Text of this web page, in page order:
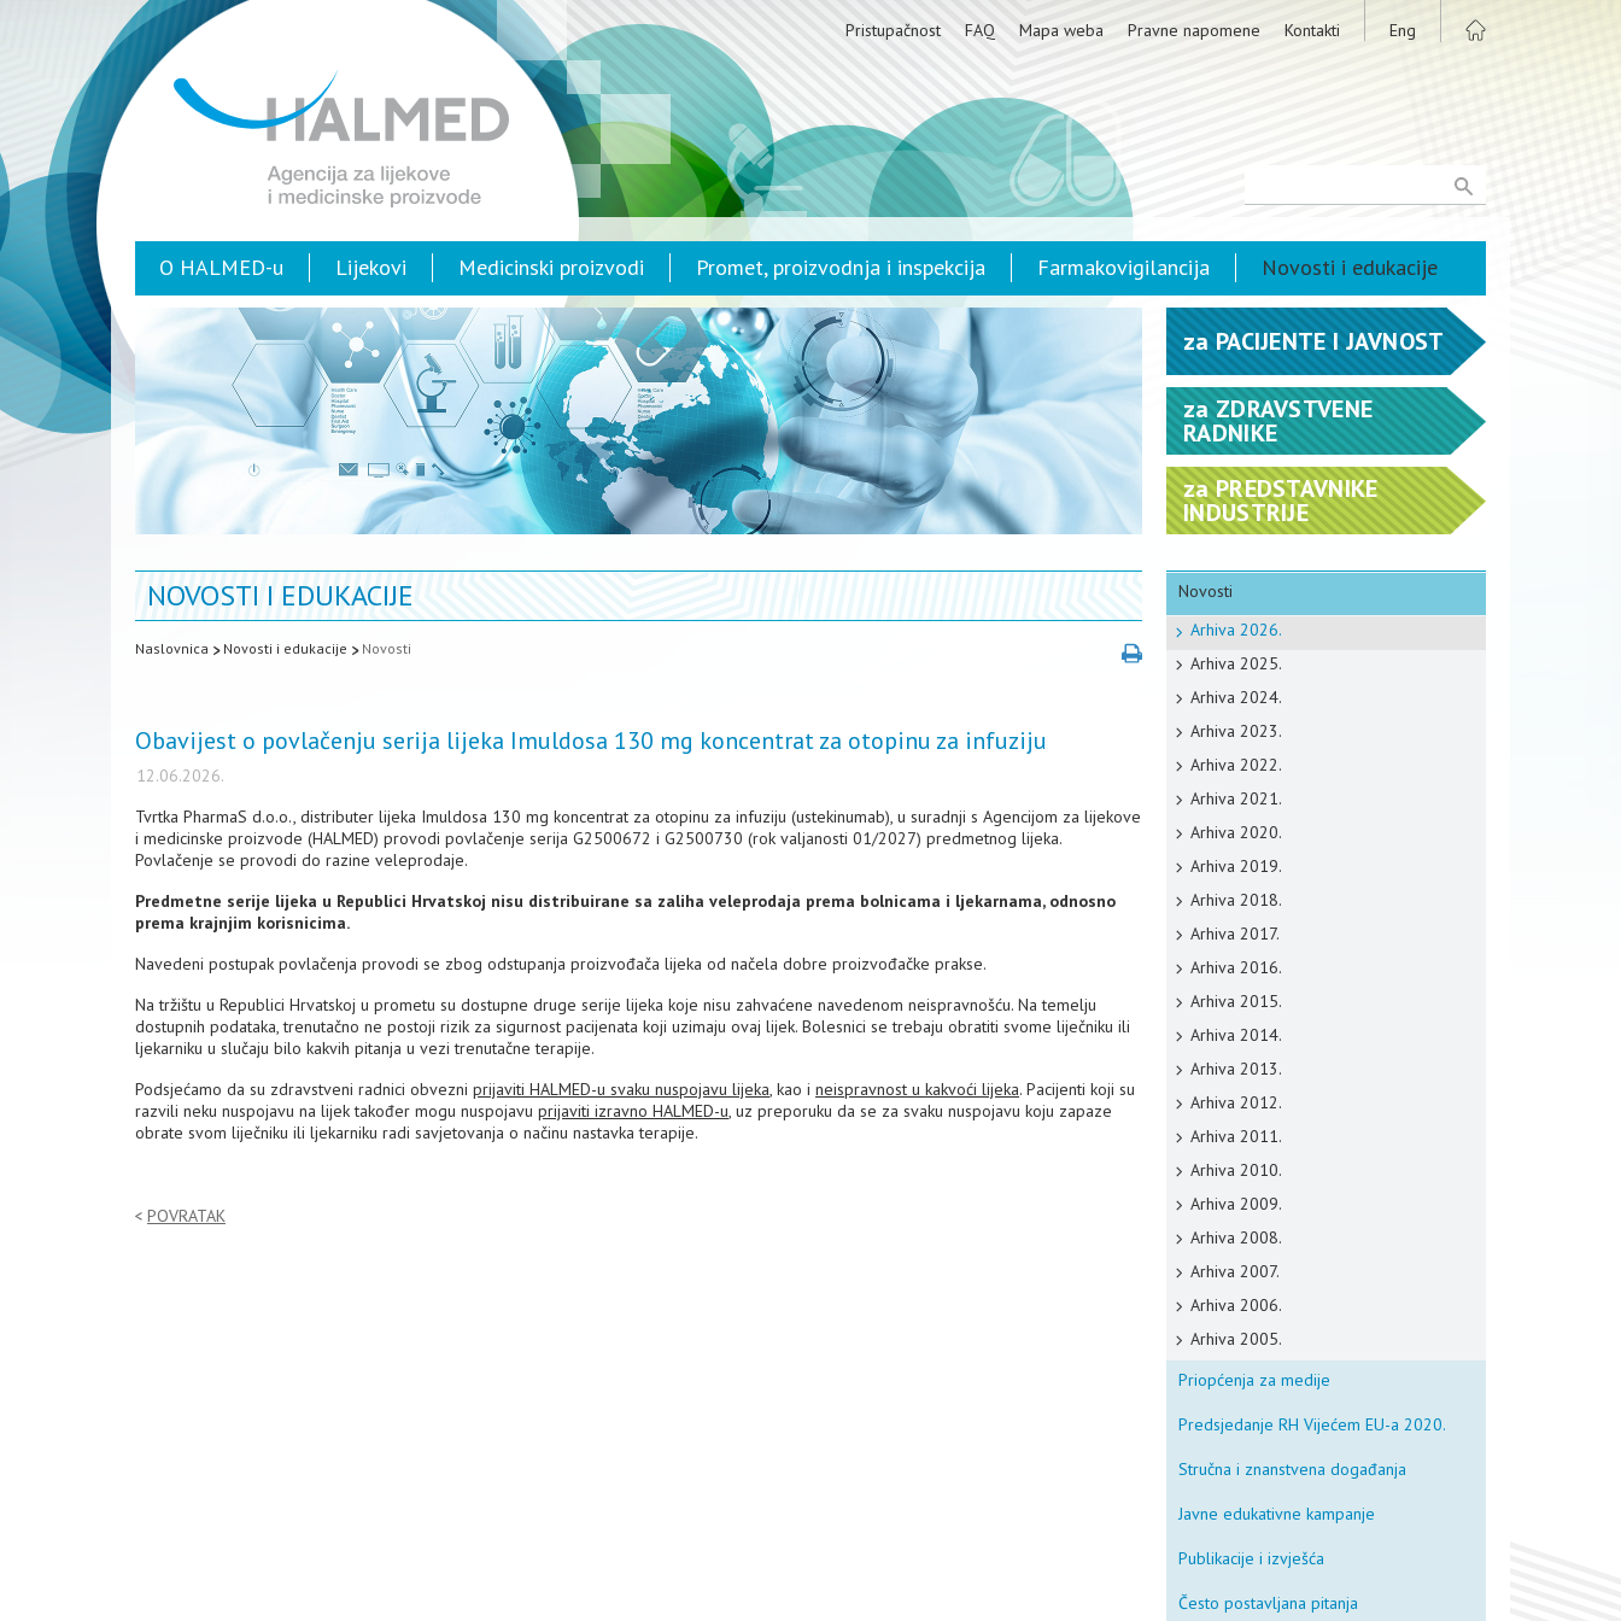
Pristupačnost FAQ Mapa weba Pravne napomene Kontakti Eng
O HALMED-u Lijekovi Medicinski proizvodi Promet, proizvodnja i inspekcija Farmakovigilancija Novosti i edukacije
NOVOSTI I EDUKACIJE
Naslovnica Novosti i edukacije Novosti
Obavijest o povlačenju serija lijeka Imuldosa 130 mg koncentrat za otopinu za infuziju
12.06.2026.
Tvrtka PharmaS d.o.o., distributer lijeka Imuldosa 130 mg koncentrat za otopinu za infuziju (ustekinumab), u suradnji s Agencijom za lijekove
i medicinske proizvode (HALMED) provodi povlačenje serija G2500672 i G2500730 (rok valjanosti 01/2027) predmetnog lijeka.
Povlačenje se provodi do razine veleprodaje.
Predmetne serije lijeka u Republici Hrvatskoj nisu distribuirane sa zaliha veleprodaja prema bolnicama i ljekarnama, odnosno
prema krajnjim korisnicima.
Navedeni postupak povlačenja provodi se zbog odstupanja proizvođača lijeka od načela dobre proizvođačke prakse.
Na tržištu u Republici Hrvatskoj u prometu su dostupne druge serije lijeka koje nisu zahvaćene navedenom neispravnošću. Na temelju
dostupnih podataka, trenutačno ne postoji rizik za sigurnost pacijenata koji uzimaju ovaj lijek. Bolesnici se trebaju obratiti svome liječniku ili
ljekarniku u slučaju bilo kakvih pitanja u vezi trenutačne terapije.
Podsjećamo da su zdravstveni radnici obvezni prijaviti HALMED-u svaku nuspojavu lijeka, kao i neispravnost u kakvoći lijeka. Pacijenti koji su
razvili neku nuspojavu na lijek također mogu nuspojavu prijaviti izravno HALMED-u, uz preporuku da se za svaku nuspojavu koju zapaze
obrate svom liječniku ili ljekarniku radi savjetovanja o načinu nastavka terapije.
POVRATAK
za PACIJENTE I JAVNOST
za ZDRAVSTVENE
RADNIKE
zaPREDSTAVNIKE
INDUSTRIJE
Novosti
Arhiva 2026.
Arhiva 2025.
Arhiva 2024.
Arhiva 2023.
Arhiva 2022.
Arhiva 2021.
Arhiva 2020.
Arhiva 2019.
Arhiva 2018.
Arhiva 2017.
Arhiva 2016.
Arhiva 2015.
Arhiva 2014.
Arhiva 2013.
Arhiva 2012.
Arhiva 2011.
Arhiva 2010.
Arhiva 2009.
Arhiva 2008.
Arhiva 2007.
Arhiva 2006.
Arhiva 2005.
Priopćenja za medije
Predsjedanje RH Vijećem EU-a 2020.
Stručna i znanstvena događanja
Javne edukativne kampanje
Publikacije i izvješća
Često postavljana pitanja